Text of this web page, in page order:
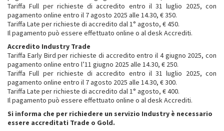
Tariffa Full per richieste di accredito entro il 31 luglio 2025, con
pagamento online entro il 7 agosto 2025 alle 14.30, € 350.
Tariffa Late per richieste di accredito dal 1° agosto, € 450.
Il pagamento può essere effettuato online o al desk Accrediti.
Accredito Industry Trade
Tariffa Early Bird per richieste di accredito entro il 4 giugno 2025, con
pagamento online entro l’11 giugno 2025 alle 14.30, € 250.
Tariffa Full per richieste di accredito entro il 31 luglio 2025, con
pagamento online entro il 7 agosto 2025 alle 14.30, € 300.
Tariffa Late per richieste di accredito dal 1° agosto, € 400.
Il pagamento può essere effettuato online o al desk Accrediti.
Si informa che per richiedere un servizio Industry è necessario
essere accreditati Trade o Gold.